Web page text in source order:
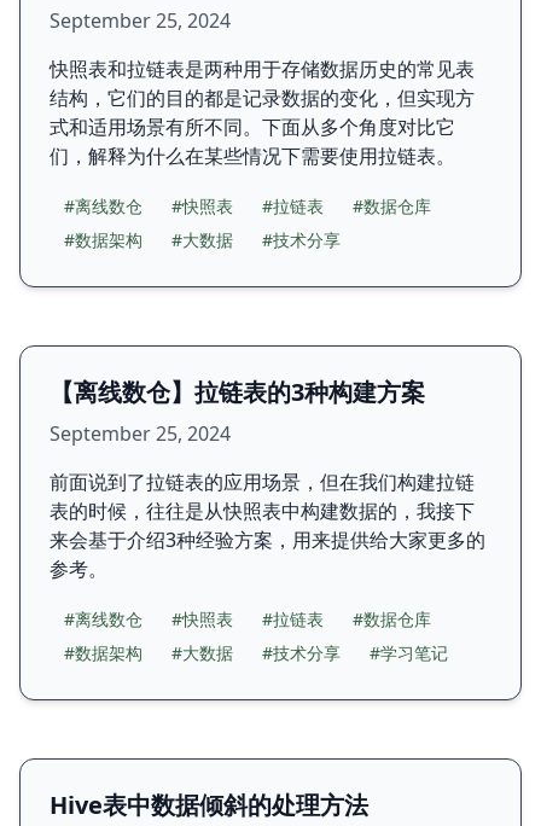
September 25, 2024
快照表和拉链表是两种用于存储数据历史的常见表
结构，它们的目的都是记录数据的变化，但实现方
式和适用场景有所不同。下面从多个角度对比它
们，解释为什么在某些情况下需要使用拉链表。
#离线数仓 #快照表 #拉链表
#数据仓库
#数据架构
#大数据 #技术分享
【离线数仓】拉链表的3种构建方案
September 25, 2024
前面说到了拉链表的应用场景，但在我们构建拉链
表的时候，往往是从快照表中构建数据的，我接下
来会基于介绍3种经验方案，用来提供给大家更多的
参考。
#离线数仓 #快照表 #拉链表
#数据仓库
#数据架构
#大数据 #技术分享 #学习笔记
Hive表中数据倾斜的处理方法